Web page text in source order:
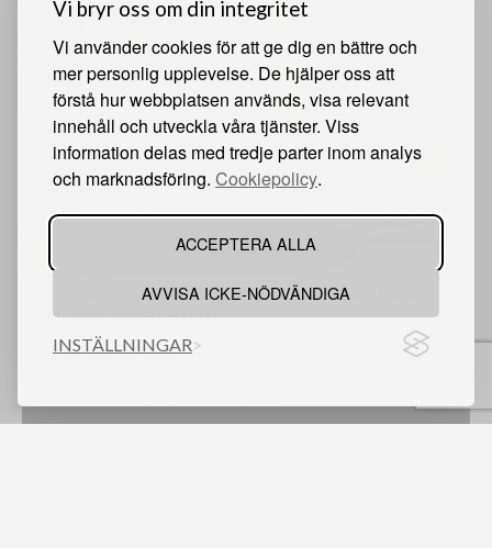
Vi bryr oss om din integritet
Vi använder cookies för att ge dig en bättre och
mer personlig upplevelse. De hjälper oss att
förstå hur webbplatsen används, visa relevant
innehåll och utveckla våra tjänster. Viss
information delas med tredje parter inom analys
och marknadsföring. Cookiepolicy.
ACCEPTERA ALLA
AVVISA ICKE-NÖDVÄNDIGA
INSTÄLLNINGAR
178 objekt
2026-08-26 - AVVECKLING AV RESTAURANG
BARÓN - KARLSTAD -
- Restaurangutrustning - Vinkylar - Kyl/Frys - Bardiskar - Möbler